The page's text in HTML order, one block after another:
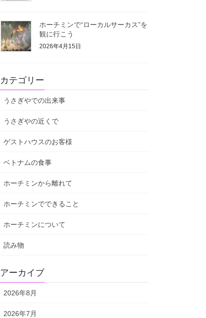
ホーチミンで“ローカルサーカス”を
観に行こう
2026年4月15日
カテゴリー
うさぎやでの出来事
うさぎやの近くで
ゲストハウスのお客様
ベトナムの食事
ホーチミンから離れて
ホーチミンでできること
ホーチミンについて
読み物
アーカイブ
2026年8月
2026年7月